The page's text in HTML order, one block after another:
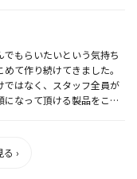
もらいたいという気持ち
て作り続けてきました。
ではなく、スタッフ全員が
なって頂ける製品をこれ
›